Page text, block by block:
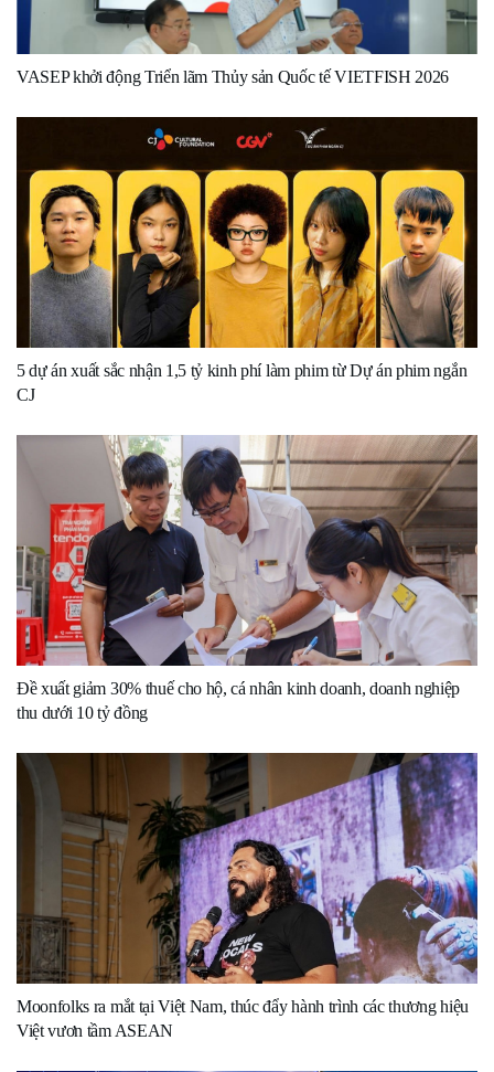
VASEP khởi động Triển lãm Thủy sản Quốc tế VIETFISH 2026
5 dự án xuất sắc nhận 1,5 tỷ kinh phí làm phim từ Dự án phim ngắn
CJ
Đề xuất giảm 30% thuế cho hộ, cá nhân kinh doanh, doanh nghiệp
thu dưới 10 tỷ đồng
Moonfolks ra mắt tại Việt Nam, thúc đẩy hành trình các thương hiệu
Việt vươn tầm ASEAN